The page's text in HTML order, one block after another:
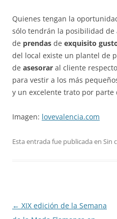
Quienes tengan la
sólo tendrán la posibilidad
de prendas de exquisito
del local existe un plantel de
de asesorar al cliente
para vestir a los más
y un excelente trato por parte
Imagen: lovevalencia.com
Esta entrada fue publicada en Sin
Navegación
← XIX edición de la Semana